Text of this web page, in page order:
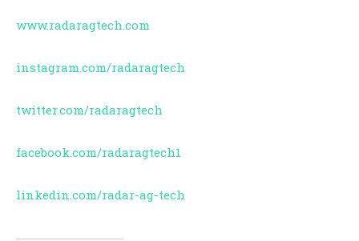
www.radaragtech.com
instagram.com/radaragtech
twitter.com/radaragtech
facebook.com/radaragtech1
linkedin.com/radar-ag-tech